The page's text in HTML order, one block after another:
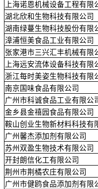
上海诺恩机械设备工程有限
湖北欣和生物科技有限公司
湖南绿蔓生物科技股份有限
漳浦恒美食品工业有限公司
张家港市三兴汇丰机械有限
上海远安流体设备科技有限
浙江每时美姿生物科技有限
南京国味食品有限公司
广州市科诚食品工业有限公
金乡县金禧园食品有限公司
鞍山创业生物新材料科技有
广州馨杰添加剂有限公司
苏州双盈生物技术有限公司
开封朗信化工有限公司
荆州市荆橘农庄有限公司
广州市健鸥食品添加剂有限